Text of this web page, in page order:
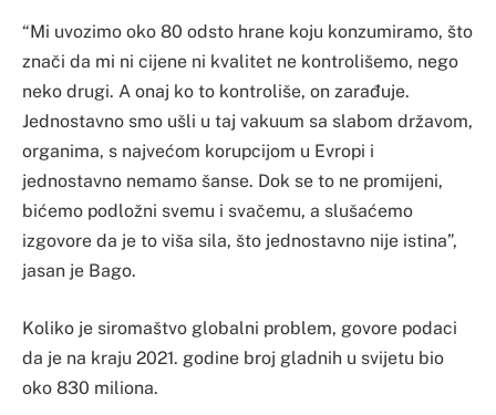
“Mi uvozimo oko 80 odsto hrane koju konzumiramo, što
znači da mi ni cijene ni kvalitet ne kontrolišemo, nego
neko drugi. A onaj ko to kontroliše, on zarađuje.
Jednostavno smo ušli u taj vakuum sa slabom državom,
organima, s najvećom korupcijom u Evropi i
jednostavno nemamo šanse. Dok se to ne promijeni,
bićemo podložni svemu i svačemu, a slušaćemo
izgovore da je to viša sila, što jednostavno nije istina”,
jasan je Bago.
Koliko je siromaštvo globalni problem, govore podaci
da je na kraju 2021. godine broj gladnih u svijetu bio
oko 830 miliona.